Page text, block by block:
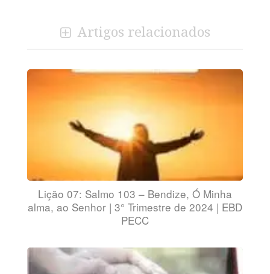
Artigos relacionados
Lição 07: Salmo 103 – Bendize, Ó Minha
alma, ao Senhor | 3° Trimestre de 2024 | EBD
PECC